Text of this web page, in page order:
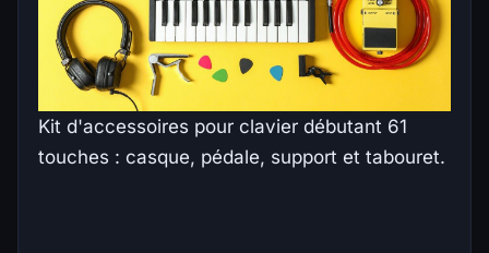
Kit d'accessoires pour clavier débutant 61
touches : casque, pédale, support et tabouret.